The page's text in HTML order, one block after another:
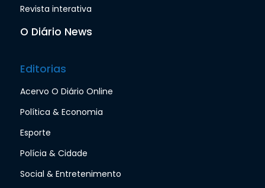
Revista interativa
O Diário News
Editorias
Acervo O Diário Online
Política & Economia
Esporte
Polícia & Cidade
Social & Entretenimento